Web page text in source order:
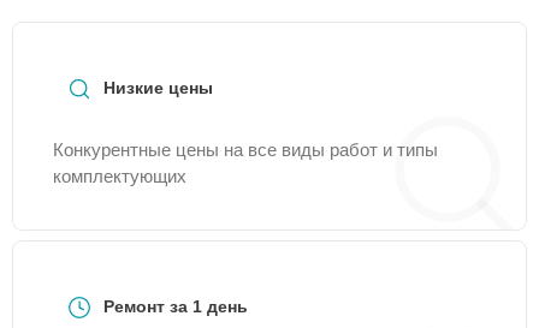
Низкие цены
Конкурентные цены на все виды работ и типы
комплектующих
Ремонт за 1 день